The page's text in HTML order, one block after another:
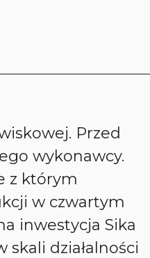
Przed
wykonawcy.
z którym
w czwartym
inwestycja Sika
skali działalności